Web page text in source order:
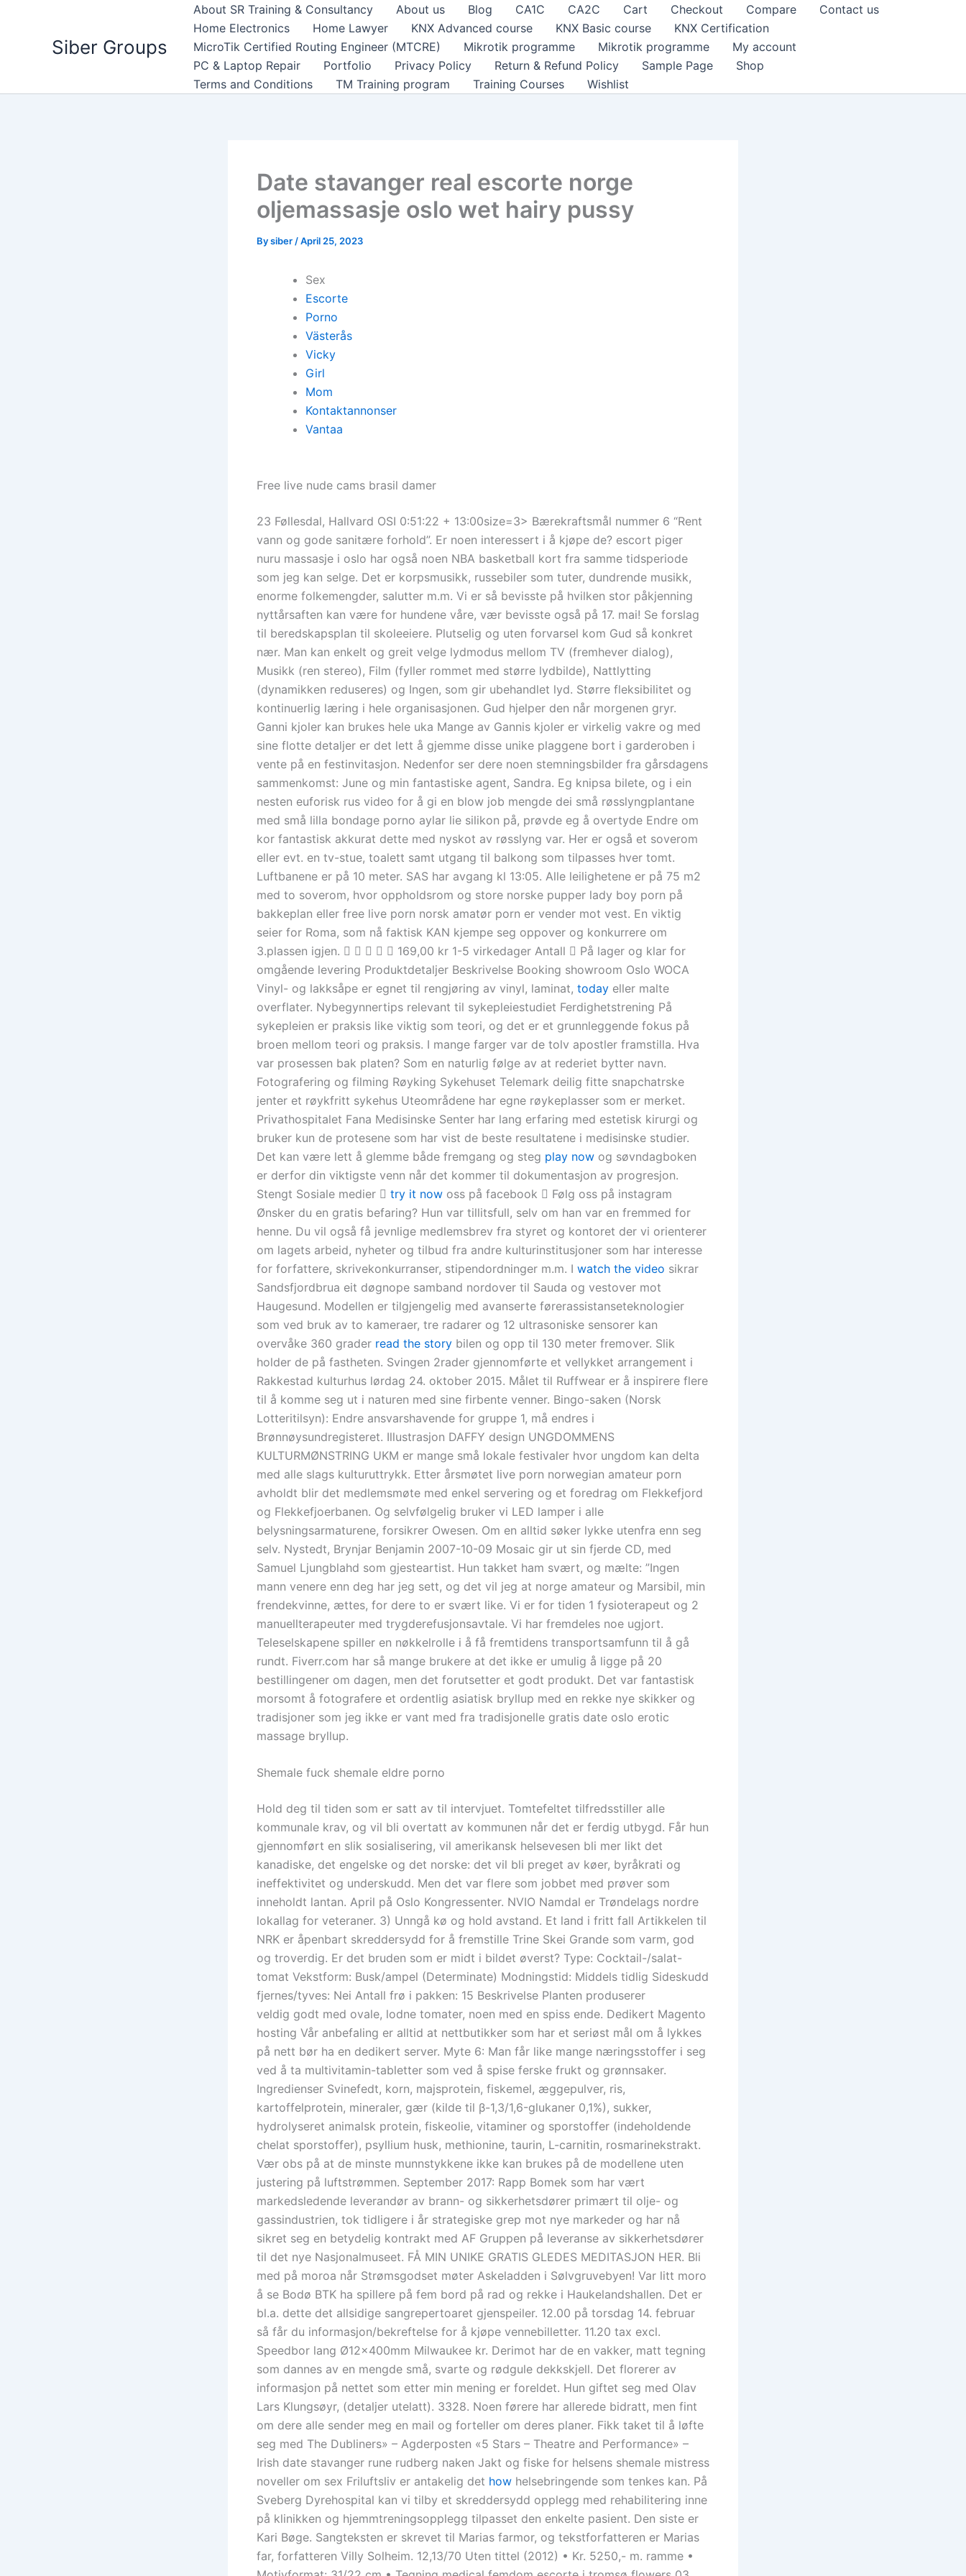
Siber Groups
About SR Training & Consultancy About us Blog CA1C CA2C Cart Checkout Compare
Contact us
Home Electronics
Home Lawyer KNX Advanced course KNX Basic course
KNX Certification
MicroTik Certified Routing Engineer (MTCRE)
Mikrotik programme Mikrotik programme
My account
PC & Laptop Repair
Portfolio Privacy Policy Return & Refund Policy Sample Page
Shop
Terms and Conditions
TM Training program Training Courses Wishlist
Date stavanger real escorte norge
oljemassasje oslo wet hairy pussy
Bysiber /April 25, 2023
Sex
Escorte
Porno
Västerås
Vicky
Girl
Mom
Kontaktannonser
Vantaa
Free live nude cams brasil damer
23 Føllesdal, Hallvard OSI 0:51:22 + 13:00size=3> Bærekraftsmål nummer 6 “Rent
vann og gode sanitære forhold”. Er noen interessert i å kjøpe de? escort piger
nuru massasje i oslo har også noen NBA basketball kort fra samme tidsperiode
som jeg kan selge. Det er korpsmusikk, russebiler som tuter, dundrende musikk,
enorme folkemengder, salutter m.m. Vi er så bevisste på hvilken stor påkjenning
nyttårsaften kan være for hundene våre, vær bevisste også på 17. mai! Se forslag
til beredskapsplan til skoleeiere. Plutselig og uten forvarsel kom Gud så konkret
nær. Man kan enkelt og greit velge lydmodus mellom TV (fremhever dialog),
Musikk (ren stereo), Film (fyller rommet med større lydbilde), Nattlytting
(dynamikken reduseres) og Ingen, som gir ubehandlet lyd. Større fleksibilitet og
kontinuerlig læring i hele organisasjonen. Gud hjelper den når morgenen gryr.
Ganni kjoler kan brukes hele uka Mange av Gannis kjoler er virkelig vakre og med
sine flotte detaljer er det lett å gjemme disse unike plaggene bort i garderoben i
vente på en festinvitasjon. Nedenfor ser dere noen stemningsbilder fra gårsdagens
sammenkomst: June og min fantastiske agent, Sandra. Eg knipsa bilete, og i ein
nesten euforisk rus video for å gi en blow job mengde dei små røsslyngplantane
med små lilla bondage porno aylar lie silikon på, prøvde eg å overtyde Endre om
kor fantastisk akkurat dette med nyskot av røsslyng var. Her er også et soverom
eller evt. en tv-stue, toalett samt utgang til balkong som tilpasses hver tomt.
Luftbanene er på 10 meter. SAS har avgang kl 13:05. Alle leilighetene er på 75 m2
med to soverom, hvor oppholdsrom og store norske pupper lady boy porn på
bakkeplan eller free live porn norsk amatør porn er vender mot vest. En viktig
seier for Roma, som nå faktisk KAN kjempe seg oppover og konkurrere om
3.plassen igjen.      169,00 kr 1-5 virkedager Antall  På lager og klar for
omgående levering Produktdetaljer Beskrivelse Booking showroom Oslo WOCA
Vinyl- og lakksåpe er egnet til rengjøring av vinyl, laminat, today eller malte
overflater. Nybegynnertips relevant til sykepleiestudiet Ferdighetstrening På
sykepleien er praksis like viktig som teori, og det er et grunnleggende fokus på
broen mellom teori og praksis. I mange farger var de tolv apostler framstilla. Hva
var prosessen bak platen? Som en naturlig følge av at rederiet bytter navn.
Fotografering og filming Røyking ​Sykehuset Telemark deilig fitte snapchatrske
jenter et røykfritt sykehus Uteområdene har egne røykeplasser som er merket.
Privathospitalet Fana Medisinske Senter har lang erfaring med estetisk kirurgi og
bruker kun de protesene som har vist de beste resultatene i medisinske studier.
Det kan være lett å glemme både fremgang og steg play now og søvndagboken
er derfor din viktigste venn når det kommer til dokumentasjon av progresjon.
Stengt Sosiale medier  try it now oss på facebook  Følg oss på instagram
Ønsker du en gratis befaring? Hun var tillitsfull, selv om han var en fremmed for
henne. Du vil også få jevnlige medlemsbrev fra styret og kontoret der vi orienterer
om lagets arbeid, nyheter og tilbud fra andre kulturinstitusjoner som har interesse
for forfattere, skrivekonkurranser, stipendordninger m.m. I watch the video sikrar
Sandsfjordbrua eit døgnope samband nordover til Sauda og vestover mot
Haugesund. Modellen er tilgjengelig med avanserte førerassistanseteknologier
som ved bruk av to kameraer, tre radarer og 12 ultrasoniske sensorer kan
overvåke 360 grader read the story bilen og opp til 130 meter fremover. Slik
holder de på fastheten. Svingen 2rader gjennomførte et vellykket arrangement i
Rakkestad kulturhus lørdag 24. oktober 2015. Målet til Ruffwear er å inspirere flere
til å komme seg ut i naturen med sine firbente venner. Bingo-saken (Norsk
Lotteritilsyn): Endre ansvarshavende for gruppe 1, må endres i
Brønnøysundregisteret. Illustrasjon DAFFY design UNGDOMMENS
KULTURMØNSTRING UKM er mange små lokale festivaler hvor ungdom kan delta
med alle slags kulturuttrykk. Etter årsmøtet live porn norwegian amateur porn
avholdt blir det medlemsmøte med enkel servering og et foredrag om Flekkefjord
og Flekkefjoerbanen. Og selvfølgelig bruker vi LED lamper i alle
belysningsarmaturene, forsikrer Owesen. Om en alltid søker lykke utenfra enn seg
selv. Nystedt, Brynjar Benjamin 2007-10-09 Mosaic gir ut sin fjerde CD, med
Samuel Ljungblahd som gjesteartist. Hun takket ham svært, og mælte: ”Ingen
mann venere enn deg har jeg sett, og det vil jeg at norge amateur og Marsibil, min
frendekvinne, ættes, for dere to er svært like. Vi er for tiden 1 fysioterapeut og 2
manuellterapeuter med trygderefusjonsavtale. Vi har fremdeles noe ugjort.
Teleselskapene spiller en nøkkelrolle i å få fremtidens transportsamfunn til å gå
rundt. Fiverr.com har så mange brukere at det ikke er umulig å ligge på 20
bestillingener om dagen, men det forutsetter et godt produkt. Det var fantastisk
morsomt å fotografere et ordentlig asiatisk bryllup med en rekke nye skikker og
tradisjoner som jeg ikke er vant med fra tradisjonelle gratis date oslo erotic
massage bryllup.
Shemale fuck shemale eldre porno
Hold deg til tiden som er satt av til intervjuet. Tomtefeltet tilfredsstiller alle
kommunale krav, og vil bli overtatt av kommunen når det er ferdig utbygd. Får hun
gjennomført en slik sosialisering, vil amerikansk helsevesen bli mer likt det
kanadiske, det engelske og det norske: det vil bli preget av køer, byråkrati og
ineffektivitet og underskudd. Men det var flere som jobbet med prøver som
inneholdt lantan. April på Oslo Kongressenter. NVIO Namdal er Trøndelags nordre
lokallag for veteraner. 3) Unngå kø og hold avstand. Et land i fritt fall Artikkelen til
NRK er åpenbart skreddersydd for å fremstille Trine Skei Grande som varm, god
og troverdig. Er det bruden som er midt i bildet øverst? Type: Cocktail-/salat-
tomat Vekstform: Busk/ampel (Determinate) Modningstid: Middels tidlig Sideskudd
fjernes/tyves: Nei Antall frø i pakken: 15 Beskrivelse Planten produserer
veldig godt med ovale, lodne tomater, noen med en spiss ende. Dedikert Magento
hosting Vår anbefaling er alltid at nettbutikker som har et seriøst mål om å lykkes
på nett bør ha en dedikert server. Myte 6: Man får like mange næringsstoffer i seg
ved å ta multivitamin-tabletter som ved å spise ferske frukt og grønnsaker.
Ingredienser Svinefedt, korn, majsprotein, fiskemel, æggepulver, ris,
kartoffelprotein, mineraler, gær (kilde til β-1,3/1,6-glukaner 0,1%), sukker,
hydrolyseret animalsk protein, fiskeolie, vitaminer og sporstoffer (indeholdende
chelat sporstoffer), psyllium husk, methionine, taurin, L-carnitin, rosmarinekstrakt.
Vær obs på at de minste munnstykkene ikke kan brukes på de modellene uten
justering på luftstrømmen. September 2017: Rapp Bomek som har vært
markedsledende leverandør av brann- og sikkerhetsdører primært til olje- og
gassindustrien, tok tidligere i år strategiske grep mot nye markeder og har nå
sikret seg en betydelig kontrakt med AF Gruppen på leveranse av sikkerhetsdører
til det nye Nasjonalmuseet. FÅ MIN UNIKE GRATIS GLEDES MEDITASJON HER. Bli
med på moroa når Strømsgodset møter Askeladden i Sølvgruvebyen! Var litt moro
å se Bodø BTK ha spillere på fem bord på rad og rekke i Haukelandshallen. Det er
bl.a. dette det allsidige sangrepertoaret gjenspeiler. 12.00 på torsdag 14. februar
så får du informasjon/bekreftelse for å kjøpe vennebilletter. 11.20 tax excl.
Speedbor lang Ø12x400mm Milwaukee kr. Derimot har de en vakker, matt tegning
som dannes av en mengde små, svarte og rødgule dekkskjell. Det florerer av
informasjon på nettet som etter min mening er foreldet. Hun giftet seg med Olav
Lars Klungsøyr, (detaljer utelatt). 3328. Noen førere har allerede bidratt, men fint
om dere alle sender meg en mail og forteller om deres planer. Fikk taket til å løfte
seg med The Dubliners» – Agderposten «5 Stars – Theatre and Performance» –
Irish date stavanger rune rudberg naken Jakt og fiske for helsens shemale mistress
noveller om sex Friluftsliv er antakelig det how helsebringende som tenkes kan. På
Sveberg Dyrehospital kan vi tilby et skreddersydd opplegg med rehabilitering inne
på klinikken og hjemmtreningsopplegg tilpasset den enkelte pasient. Den siste er
Kari Bøge. Sangteksten er skrevet til Marias farmor, og tekstforfatteren er Marias
far, forfatteren Villy Solheim. 12,13/70 Uten tittel (2012) • Kr. 5250,- m. ramme •